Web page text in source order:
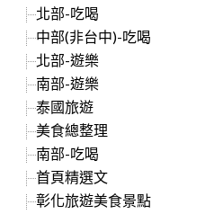
北部-吃喝
中部(非台中)-吃喝
北部-遊樂
南部-遊樂
泰國旅遊
美食總整理
南部-吃喝
首頁精選文
彰化旅遊美食景點